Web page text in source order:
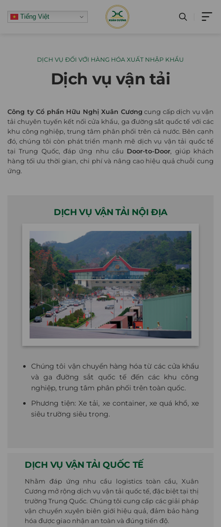
Tiếng Việt
DỊCH VỤ ĐỐI VỚI HÀNG HÓA XUẤT NHẬP KHẨU
Dịch vụ vận tải
Công ty Cổ phần Hữu Nghị Xuân Cương cung cấp dịch vụ vận
tải chuyên tuyến kết nối cửa khẩu, ga đường sắt quốc tế với các
khu công nghiệp, trung tâm phân phối trên cả nước. Bên cạnh
đó, chúng tôi còn phát triển mạnh mẽ dịch vụ vận tải quốc tế
tại Trung Quốc, đáp ứng nhu cầu Door-to-Door, giúp khách
hàng tối ưu thời gian, chi phí và nâng cao hiệu quả chuỗi cung
ứng.
DỊCH VỤ VẬN TẢI NỘI ĐỊA
Chúng tôi vận chuyển hàng hóa từ các cửa khẩu
và ga đường sắt quốc tế đến các khu công
nghiệp, trung tâm phân phối trên toàn quốc.
Phương tiện: Xe tải, xe container, xe quá khổ, xe
siêu trường siêu trọng.
DỊCH VỤ VẬN TẢI QUỐC TẾ
Nhằm đáp ứng nhu cầu logistics toàn cầu, Xuân
Cương mở rộng dịch vụ vận tải quốc tế, đặc biệt tại thị
trường Trung Quốc. Chúng tôi cung cấp các giải pháp
vận chuyển xuyên biên giới hiệu quả, đảm bảo hàng
hóa được giao nhận an toàn và đúng tiến độ.